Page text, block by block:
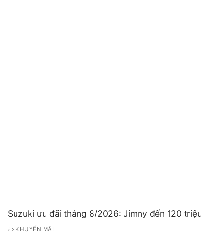
Suzuki ưu đãi tháng 8/2026: Jimny đến 120 triệu
KHUYẾN MÃI